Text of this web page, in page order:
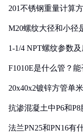
201不锈钢重量计算
M20螺纹大径和小径
1-1/4 NPT螺纹参数
F1010E是什么管？
20x40x2镀锌方管单
抗渗混凝土中P6和
法兰PN25和PN16有